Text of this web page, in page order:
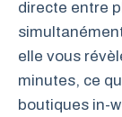
directe entre
elle vous
minutes, ce
boutiques in-